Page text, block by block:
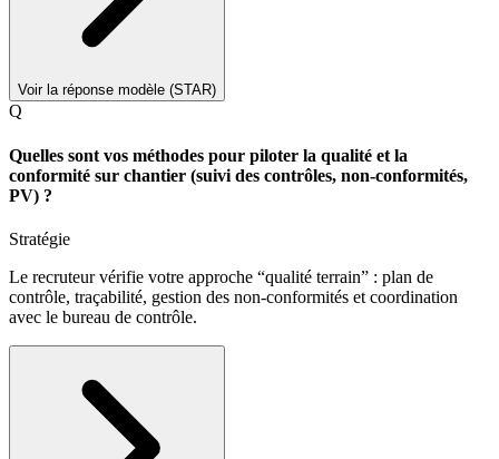
Voir la réponse modèle (STAR)
Q
Quelles sont vos méthodes pour piloter la qualité et la
conformité sur chantier (suivi des contrôles, non-conformités,
PV) ?
Stratégie
Le recruteur vérifie votre approche “qualité terrain” : plan de
contrôle, traçabilité, gestion des non-conformités et coordination
avec le bureau de contrôle.